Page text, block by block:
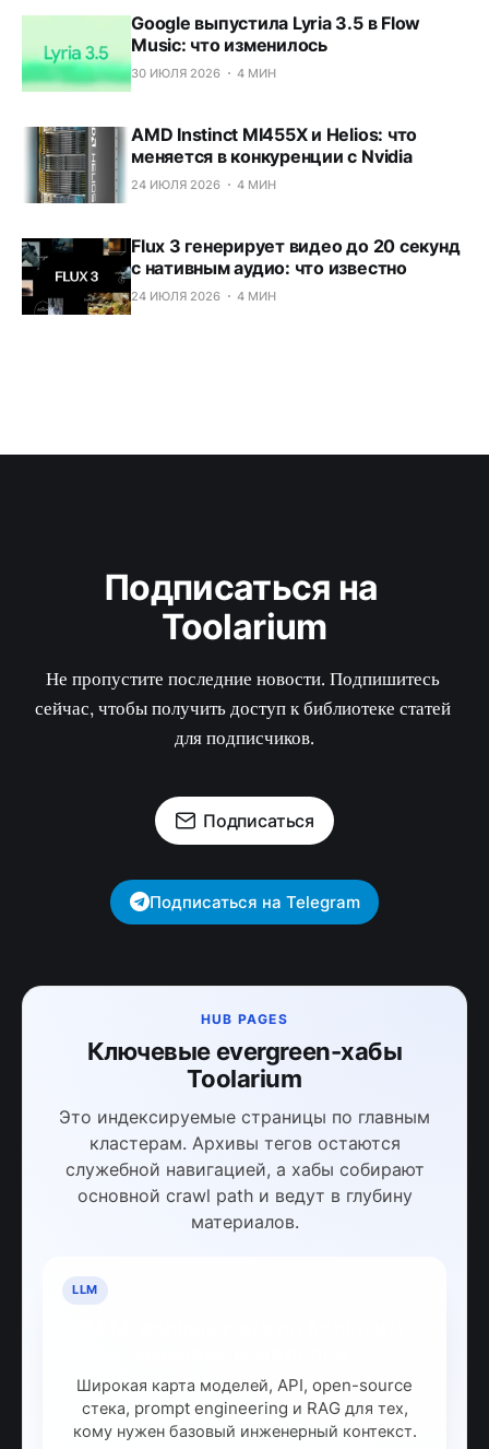
Google выпустила Lyria 3.5 в Flow
Music: что изменилось
30 ИЮЛЯ 2026 4 МИН
AMD Instinct MI455X и Helios: что
меняется в конкуренции с Nvidia
24 ИЮЛЯ 2026 4 МИН
Flux 3 генерирует видео до 20 секунд
с нативным аудио: что известно
24 ИЮЛЯ 2026 4 МИН
Подписаться на
Toolarium
Не пропустите последние новости. Подпишитесь
сейчас, чтобы получить доступ к библиотеке статей
для подписчиков.
Подписаться
Подписаться на Telegram
HUB PAGES
Ключевые evergreen-хабы
Toolarium
Это индексируемые страницы по главным
кластерам. Архивы тегов остаются
служебной навигацией, а хабы собирают
основной crawl path и ведут в глубину
материалов.
LLM
Широкая карта моделей, API, open-source
стека, prompt engineering и RAG для тех,
кому нужен базовый инженерный контекст.